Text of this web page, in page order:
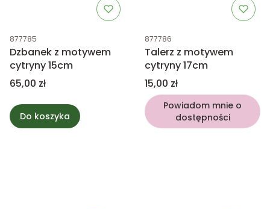
Kod produktu
877785
Dzbanek z motywem
cytryny 15cm
Cena
65,00 zł
Do koszyka
Kod produktu
877786
Talerz z motywem
cytryny 17cm
Cena
15,00 zł
Powiadom mnie o
dostępności